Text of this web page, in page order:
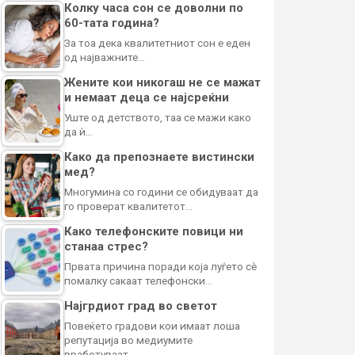
Колку часа сон се доволни по
60-тата година?
За тоа дека квалитетниот сон е еден
од најважните…
Жените кои никогаш не се мажат
и немаат деца се најсреќни
Уште од детството, таа се мажи како
да ѝ…
Како да препознаете вистински
мед?
Многумина со години се обидуваат да
го проверат квалитетот…
Како телефонските повици ни
станаа стрес?
Првата причина поради која луѓето сè
помалку сакаат телефонски…
Најгрдиот град во светот
Повеќето градови кои имаат лоша
репутација во медиумите